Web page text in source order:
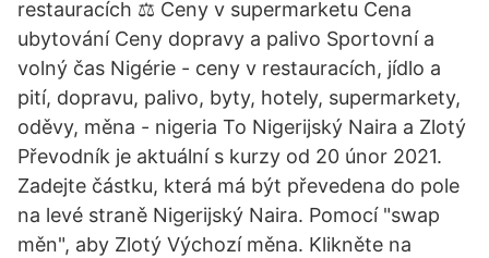
restauracích ⚖ Ceny v supermarketu Cena
ubytování Ceny dopravy a palivo Sportovní a
volný čas Nigérie - ceny v restauracích, jídlo a
pití, dopravu, palivo, byty, hotely, supermarkety,
oděvy, měna - nigeria To Nigerijský Naira a Zlotý
Převodník je aktuální s kurzy od 20 únor 2021.
Zadejte částku, která má být převedena do pole
na levé straně Nigerijský Naira. Pomocí "swap
měn", aby Zlotý Výchozí měna. Klikněte na